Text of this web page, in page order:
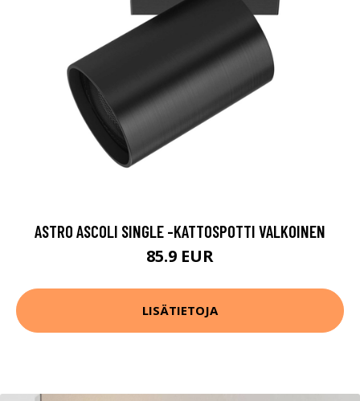
ASTRO ASCOLI SINGLE -KATTOSPOTTI VALKOINEN
85.9 EUR
LISÄTIETOJA